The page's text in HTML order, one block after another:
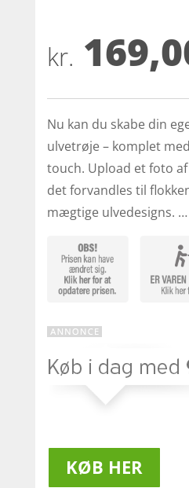
baseret
på
er
kr.
Nu kan du skabe din
ulvetrøje – komplet
touch. Upload et foto
det forvandles til
mægtige ulvedesigns. …
KØB HER